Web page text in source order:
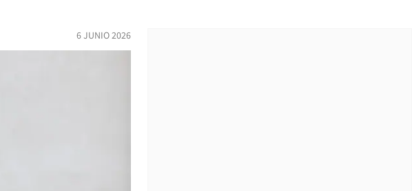
6 JUNIO 2026